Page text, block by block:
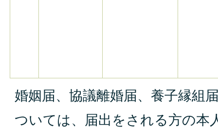
婚姻届、協議離婚届、養子縁組
ついては、届出をされる方の本